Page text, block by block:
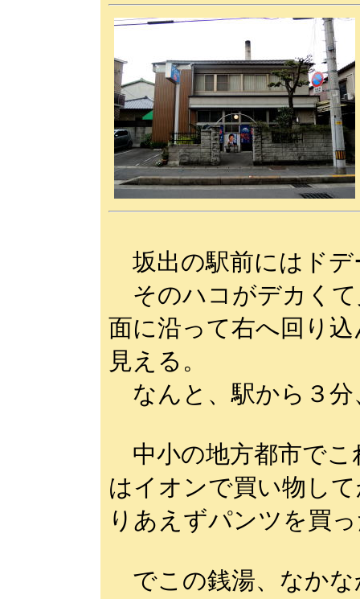
坂出の駅前にはドデ
そのハコがデカくて
面に沿って右へ回り
見える。
なんと、駅から３分
中小の地方都市でこ
はイオンで買い物し
りあえずパンツを買
でこの銭湯、なかな